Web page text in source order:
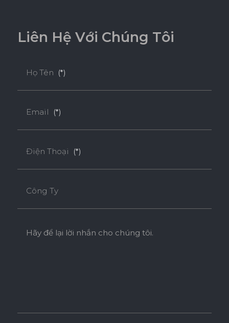
Liên Hệ Với Chúng Tôi
Họ Tên (*)
Email (*)
Điện Thoại (*)
Công Ty
Hãy để lại lời nhắn cho chúng tôi.